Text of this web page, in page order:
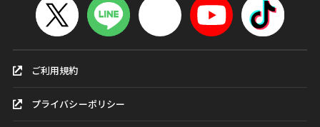
ご利用規約
プライバシーポリシー